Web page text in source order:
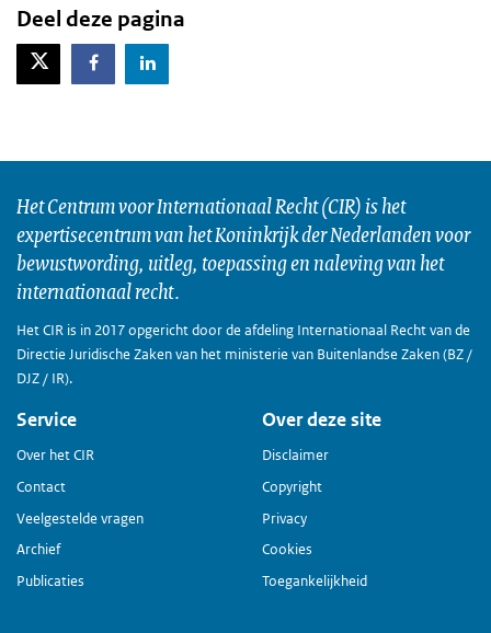
Deel deze pagina
X-TwitterFacebookLinkedIn
Het Centrum voor Internationaal Recht (CIR) is het
expertisecentrum van het Koninkrijk der Nederlanden voor
bewustwording, uitleg, toepassing en naleving van het
internationaal recht.
Het CIR is in 2017 opgericht door de afdeling Internationaal Recht van de
Directie Juridische Zaken van het ministerie van Buitenlandse Zaken (BZ /
DJZ / IR).
Service
Over het CIR
Contact
Veelgestelde vragen
Archief
Publicaties
Over deze site
Disclaimer
Copyright
Privacy
Cookies
Toegankelijkheid